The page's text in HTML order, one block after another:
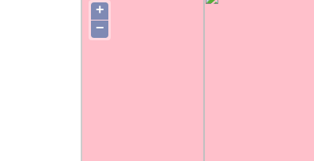
+
−